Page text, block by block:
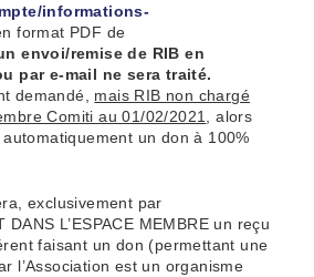
informations-
format PDF de
envoi/remise de RIB en
par e-mail ne sera traité.
demandé, mais RIB non chargé
Comiti au 01/02/2021
, alors
un don à 100%
exclusivement par
DANS L’ESPACE MEMBRE un reçu
faisant un don (permettant une
l’Association est un organisme